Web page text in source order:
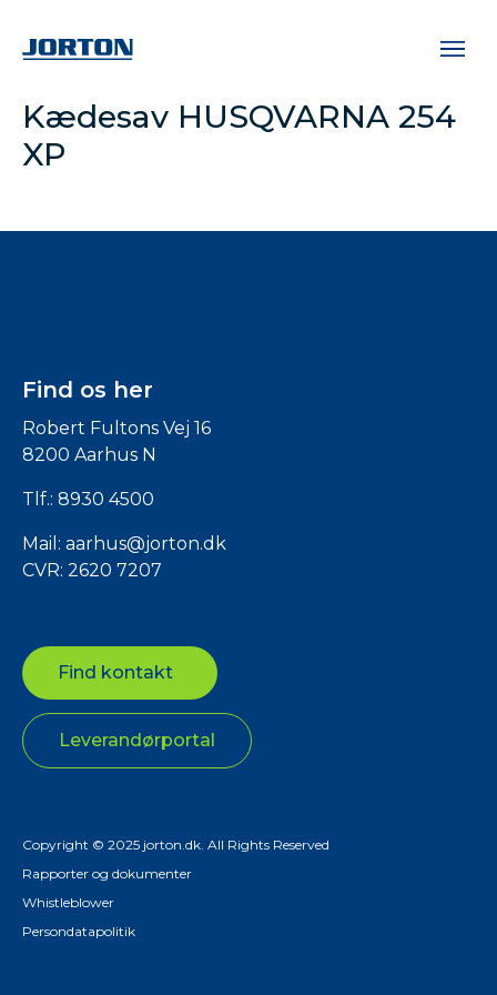
Kædesav HUSQVARNA 254
XP
Find os her
Robert Fultons Vej 16
8200 Aarhus N
Tlf.: 8930 4500
Mail: aarhus@jorton.dk
CVR: 2620 7207
Find kontakt
Leverandørportal
Copyright © 2025 jorton.dk. All Rights Reserved
Rapporter og dokumenter
Whistleblower
Persondatapolitik